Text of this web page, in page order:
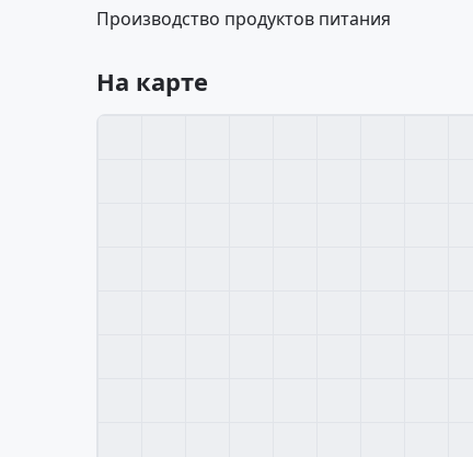
Производство продуктов питания
На карте